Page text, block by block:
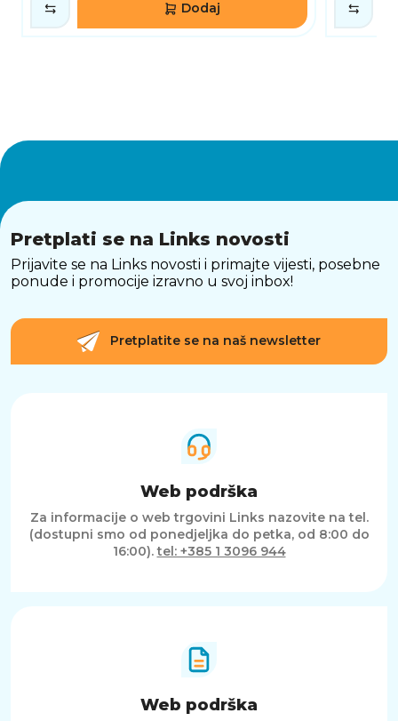
Dodaj
Pretplati se na Links novosti
Prijavite se na Links novosti i primajte vijesti, posebne
ponude i promocije izravno u svoj inbox!
Pretplatite se na naš newsletter
Web podrška
Za informacije o web trgovini Links nazovite na tel.
(dostupni smo od ponedjeljka do petka, od 8:00 do
16:00).tel: +385 1 3096 944
Web podrška